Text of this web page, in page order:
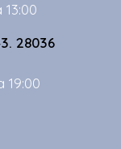
13:00
28036
19:00